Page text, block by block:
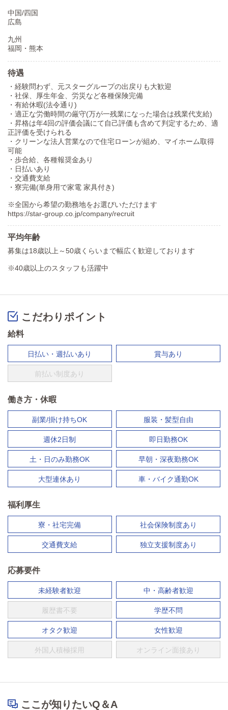
中国/四国
広島
九州
福岡・熊本
待遇
・経験問わず、元スターグループの出戻りも大歓迎
・社保、厚生年金、労災など各種保険完備
・有給休暇(法令通り)
・適正な労働時間の厳守(万が一残業になった場合は残業代支給)
・昇格は年4回の評価会議にて自己評価も含めて判定するため、適
正評価を受けられる
・クリーンな法人営業なので住宅ローンが組め、マイホーム取得
可能
・歩合給、各種報奨金あり
・日払いあり
・交通費支給
・寮完備(単身用で家電 家具付き)
※全国から希望の勤務地をお選びいただけます
https://star-group.co.jp/company/recruit
平均年齢
募集は18歳以上～50歳くらいまで幅広く歓迎しております
※40歳以上のスタッフも活躍中
こだわりポイント
給料
日払い・週払いあり 賞与あり
前払い制度あり
働き方・休暇
副業/掛け持ちOK 服装・髪型自由
週休2日制 即日勤務OK
土・日のみ勤務OK 早朝・深夜勤務OK
大型連休あり 車・バイク通勤OK
福利厚生
寮・社宅完備 社会保険制度あり
交通費支給 独立支援制度あり
応募要件
未経験者歓迎 中・高齢者歓迎
履歴書不要 学歴不問
オタク歓迎 女性歓迎
外国人積極採用 オンライン面接あり
ここが知りたいQ＆A